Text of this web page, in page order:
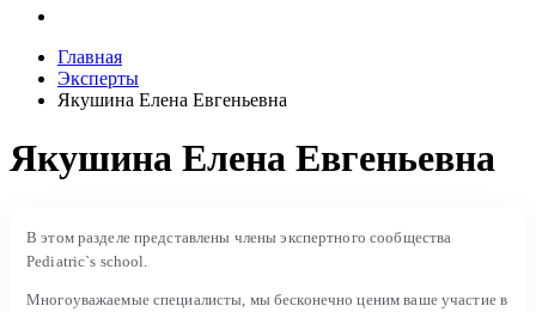
Главная
Эксперты
Якушина Елена Евгеньевна
Якушина Елена Евгеньевна
В этом разделе представлены члены экспертного сообщества
Pediatric`s school.
Многоуважаемые специалисты, мы бесконечно ценим ваше участие в